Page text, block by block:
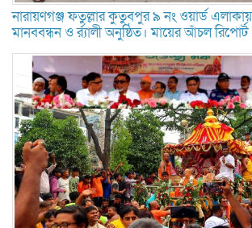
নারায়ণগঞ্জ ফতুল্লার কুতুবপুর ৯ নং ওয়ার্ড
মানববন্ধন ও র্র্যালী অনুষ্ঠিত। মায়ের আঁচল রিপোর্ট